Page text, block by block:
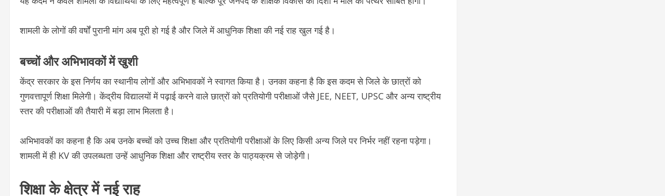
शामली के लोगों की वर्षों पुरानी मांग अब पूरी हो गई है और जिले में आधुनिक शिक्षा की नई राह खुल गई है।
बच्चों और अभिभावकों में खुशी
केंद्र सरकार के इस निर्णय का स्थानीय लोगों और अभिभावकों ने स्वागत किया है। उनका कहना है कि इस कदम से जिले के छात्रों को
गुणवत्तापूर्ण शिक्षा मिलेगी। केंद्रीय विद्यालयों में पढ़ाई करने वाले छात्रों को प्रतियोगी परीक्षाओं जैसे JEE, NEET, UPSC और अन्य राष्ट्रीय
स्तर की परीक्षाओं की तैयारी में बड़ा लाभ मिलता है।
अभिभावकों का कहना है कि अब उनके बच्चों को उच्च शिक्षा और प्रतियोगी परीक्षाओं के लिए किसी अन्य जिले पर निर्भर नहीं रहना पड़ेगा।
शामली में ही KV की उपलब्धता उन्हें आधुनिक शिक्षा और राष्ट्रीय स्तर के पाठ्यक्रम से जोड़ेगी।
शिक्षा के क्षेत्र में नई राह